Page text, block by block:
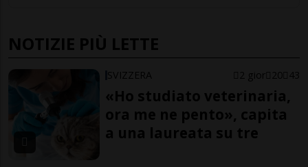
NOTIZIE PIÙ LETTE
SVIZZERA 2 gior 20 43
«Ho studiato veterinaria,
ora me ne pento», capita
a una laureata su tre